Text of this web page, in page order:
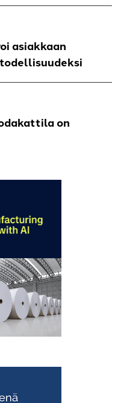
asiakkaan
on